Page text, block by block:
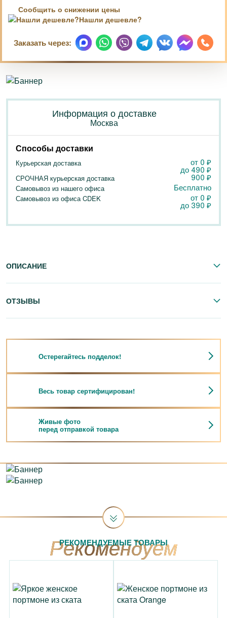
Сообщить о снижении цены
Нашли дешевле?
Заказать через:
Информация о доставке
Москва
Способы доставки
Курьерская доставка от 0 ₽
до 490 ₽
СРОЧНАЯ курьерская доставка 900 ₽
Самовывоз из нашего офиса Бесплатно
Самовывоз из офиса CDEK от 0 ₽
до 390 ₽
ОПИСАНИЕ
ОТЗЫВЫ
Остерегайтесь подделок!
Весь товар сертифицирован!
Живые фото
перед отправкой товара
РЕКОМЕНДУЕМЫЕ ТОВАРЫ